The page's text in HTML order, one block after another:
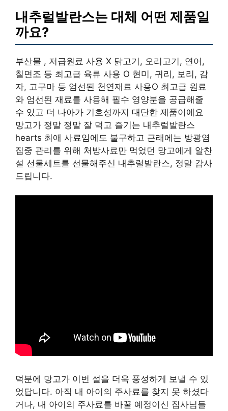
내추럴발란스는 대체 어떤 제품일
까요?
부산물 , 저급원료 사용 X 닭고기, 오리고기, 연어,
칠면조 등 최고급 육류 사용 O 현미, 귀리, 보리, 감
자, 고구마 등 엄선된 천연재료 사용O 최고급 원료
와 엄선된 재료를 사용해 필수 영양분을 공급해줄
수 있고 더 나아가 기호성까지 대단한 제품이에요
망고가 정말 정말 잘 먹고 즐기는 내추럴발란스
hearts 최애 사료임에도 불구하고 근래에는 방광염
집중 관리를 위해 처방사료만 먹었던 망고에게 알찬
설 선물세트를 선물해주신 내추럴발란스, 정말 감사
드립니다.
덕분에 망고가 이번 설을 더욱 풍성하게 보낼 수 있
었답니다. 아직 내 아이의 주사료를 찾지 못 하셨다
거나, 내 아이의 주사료를 바꿀 예정이신 집사님들